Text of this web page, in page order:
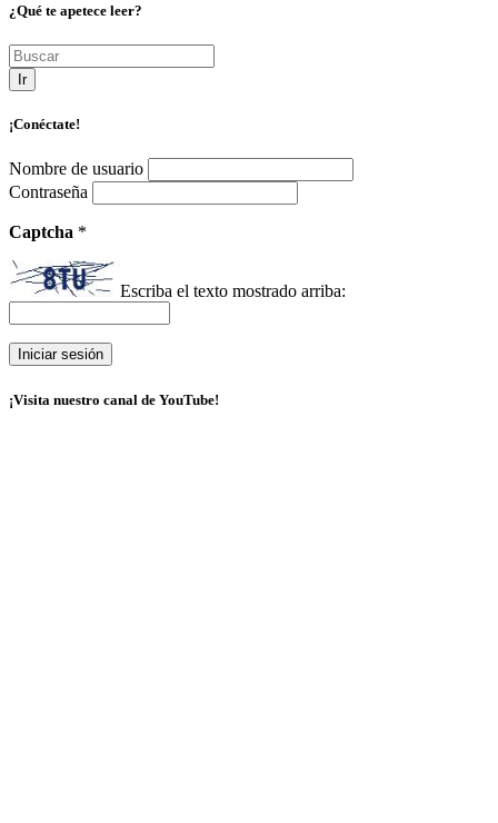
¿Qué te apetece leer?
Ir
¡Conéctate!
Nombre de usuario
Contraseña
Captcha *
Escriba el texto mostrado arriba:
¡Visita nuestro canal de YouTube!